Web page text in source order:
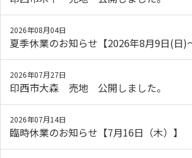
2026年08月04日
夏季休業のお知らせ【2026年8月9日(日)
2026年07月27日
印西市大森 売地 公開しました。
2026年07月14日
臨時休業のお知らせ【7月16日（木）】